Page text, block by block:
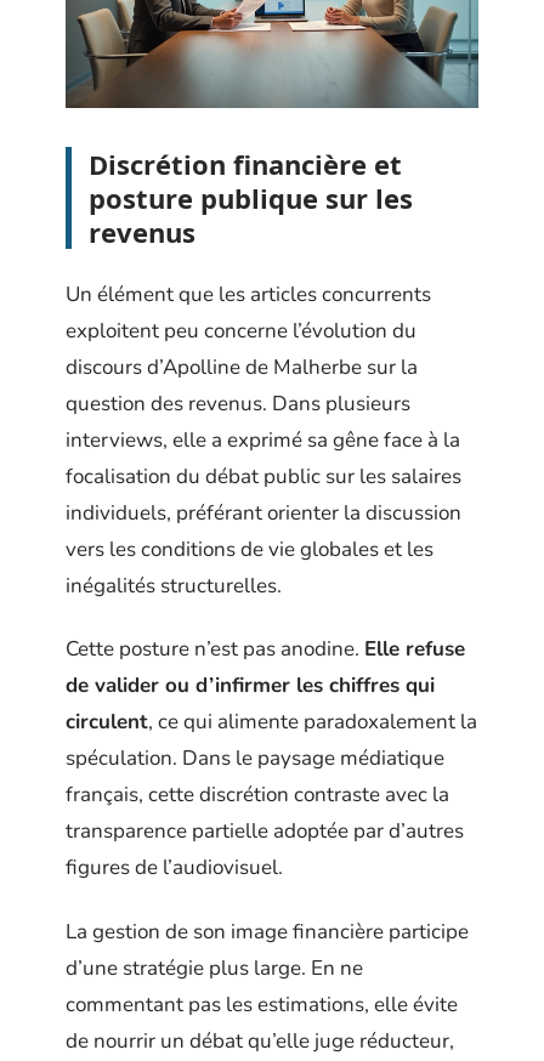
Discrétion financière et
posture publique sur les
revenus
Un élément que les articles concurrents
exploitent peu concerne l’évolution du
discours d’Apolline de Malherbe sur la
question des revenus. Dans plusieurs
interviews, elle a exprimé sa gêne face à la
focalisation du débat public sur les salaires
individuels, préférant orienter la discussion
vers les conditions de vie globales et les
inégalités structurelles.
Cette posture n’est pas anodine. Elle refuse
de valider ou d’infirmer les chiffres qui
circulent, ce qui alimente paradoxalement la
spéculation. Dans le paysage médiatique
français, cette discrétion contraste avec la
transparence partielle adoptée par d’autres
figures de l’audiovisuel.
La gestion de son image financière participe
d’une stratégie plus large. En ne
commentant pas les estimations, elle évite
de nourrir un débat qu’elle juge réducteur,